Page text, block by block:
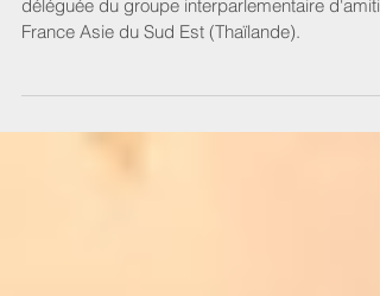
Catherine DI FOLCO est désignée Présidente
France Asie du Sud Est (Thaïlande).